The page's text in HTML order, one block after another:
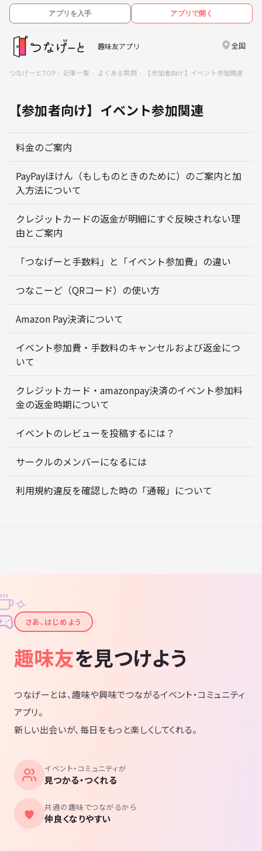
アプリを入手 アプリで開く
趣味友アプリ 全国
つなげーとTOP 記事一覧 よくある質問 【参加者向け】イベント参加関連
【参加者向け】イベント参加関連
料金のご案内
PayPayほけん（もしものときのために）のご案内と加
入方法について
クレジットカードの返金が明細にすぐ反映されない理
由とご案内
「つなげーと手数料」と「イベント参加費」の違い
つなこーど（QRコード）の使い方
Amazon Pay決済について
イベント参加費・手数料のキャンセルおよび返金につ
いて
クレジットカード・amazonpay決済のイベント参加料
金の返金時期について
イベントのレビューを投稿するには？
サークルのメンバーになるには
利用規約違反を確認した時の「通報」について
✦
✧
さあ、はじめよう
趣味友を見つけよう
つなげーとは、趣味や興味でつながるイベント・コミュニティ
アプリ。
新しい出会いが、毎日をもっと楽しくしてくれる。
イベント・コミュニティが
見つかる・つくれる
共通の趣味でつながるから
仲良くなりやすい